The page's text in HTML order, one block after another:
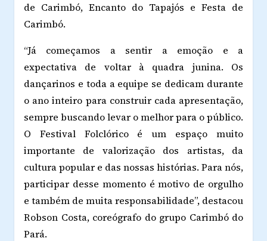
de Carimbó, Encanto do Tapajós e Festa de
Carimbó.
“Já começamos a sentir a emoção e a
expectativa de voltar à quadra junina. Os
dançarinos e toda a equipe se dedicam durante
o ano inteiro para construir cada apresentação,
sempre buscando levar o melhor para o público.
O Festival Folclórico é um espaço muito
importante de valorização dos artistas, da
cultura popular e das nossas histórias. Para nós,
participar desse momento é motivo de orgulho
e também de muita responsabilidade”, destacou
Robson Costa, coreógrafo do grupo Carimbó do
Pará.